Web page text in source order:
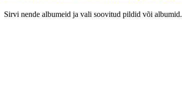
Sirvi nende albumeid ja vali soovitud pildid või albumid.